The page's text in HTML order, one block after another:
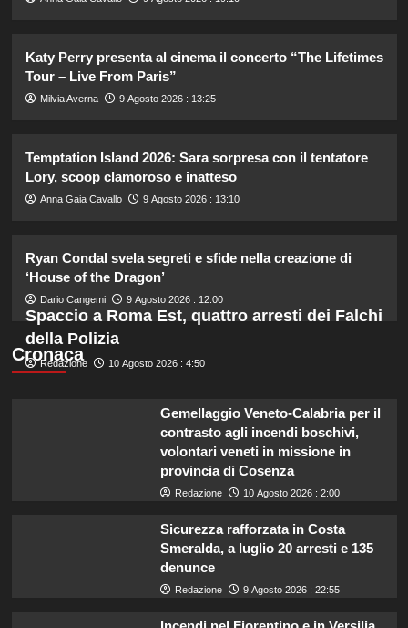
1
scatti esclusivi della sua vacanza da
sogno.
2
Chiara Ferragni risponde agli haters:
i suoi figli e le critiche sul peso.
3
William e Kate: le loro destinazioni
di vacanza preferite svelate!
Ballando con le Stelle: D’Urso,
Fedez condivida dolce foto di
famiglia in Sardegna con Edoardo e
Giulia.
Katy Perry presenta al cinema il concerto “The Lifetimes
Tour – Live From Paris”
Milvia Averna 9 Agosto 2026 : 13:25
Temptation Island 2026: Sara sorpresa con il tentatore
Lory, scoop clamoroso e inatteso
Anna Gaia Cavallo 9 Agosto 2026 : 13:10
Ryan Condal svela segreti e sfide nella creazione di
‘House of the Dragon’
Dario Cangemi 9 Agosto 2026 : 12:00
Cronaca
Spaccio a Roma Est, quattro arresti dei Falchi
della Polizia
Redazione 10 Agosto 2026 : 4:50
Gemellaggio Veneto-Calabria per il
contrasto agli incendi boschivi,
volontari veneti in missione in
provincia di Cosenza
Redazione 10 Agosto 2026 : 2:00
Sicurezza rafforzata in Costa
Smeralda, a luglio 20 arresti e 135
denunce
Redazione 9 Agosto 2026 : 22:55